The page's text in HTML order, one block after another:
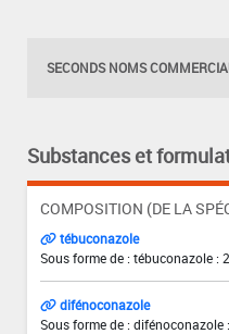
SECONDS NOMS
Substances et
COMPOSITION (DE LA
tébuconazole
Sous forme de : tébuconazole :
difénoconazole
Sous forme de : difénoconazole